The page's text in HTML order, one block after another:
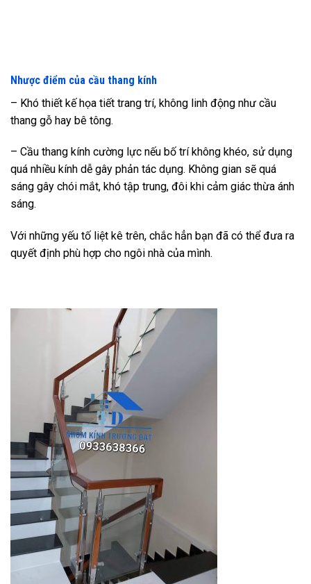
Nhược điểm của cầu thang kính
– Khó thiết kế họa tiết trang trí, không linh động như cầu
thang gỗ hay bê tông.
– Cầu thang kính cường lực nếu bố trí không khéo, sử dụng
quá nhiều kính dễ gây phản tác dụng. Không gian sẽ quá
sáng gây chói mắt, khó tập trung, đôi khi cảm giác thừa ánh
sáng.
Với những yếu tố liệt kê trên, chắc hẳn bạn đã có thể đưa ra
quyết định phù hợp cho ngôi nhà của mình.